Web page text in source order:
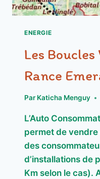
ENERGIE
Les
Rance
Par Katicha Menguy
L’Auto
permet de vendre
des
d’installations de
Km selon le cas).